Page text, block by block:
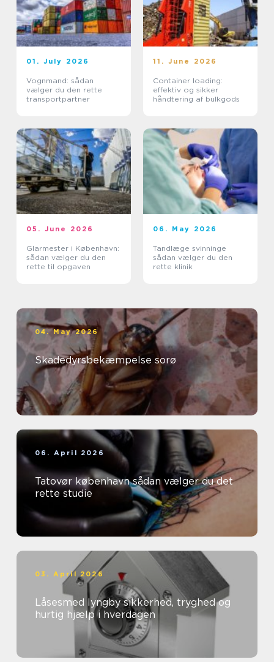
01. July 2026
Vognmand: sådan
vælger du den rette
transportpartner
11. June 2026
Container loading:
effektiv og sikker
håndtering af bulkgods
05. June 2026
Glarmester i København:
sådan vælger du den
rette til opgaven
06. May 2026
Tandlæge svinninge
sådan vælger du den
rette klinik
04. May 2026
Skadedyrsbekæmpelse sorø
06. April 2026
Tatovør københavn sådan vælger du det
rette studie
03. April 2026
Låsesmed lyngby sikkerhed, tryghed og
hurtig hjælp i hverdagen